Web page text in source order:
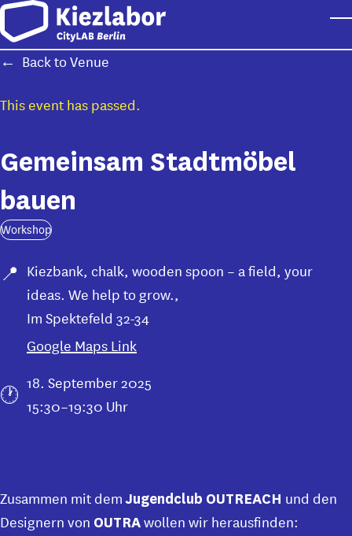
Skip to main content
Back to Venue
This event has passed.
Gemeinsam Stadtmöbel
bauen
Workshop
Kiezbank, chalk, wooden spoon – a field, your
ideas. We help to grow.,
Im Spektefeld 32-34
Google Maps Link
18. September 2025
15:30–19:30 Uhr
Zusammen mit demJugendclub OUTREACH und den
Designern von OUTRAwollen wir herausfinden: